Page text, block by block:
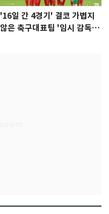
'16일 간 4경기' 결코 가볍지
않은 축구대표팀 '임시 감독'